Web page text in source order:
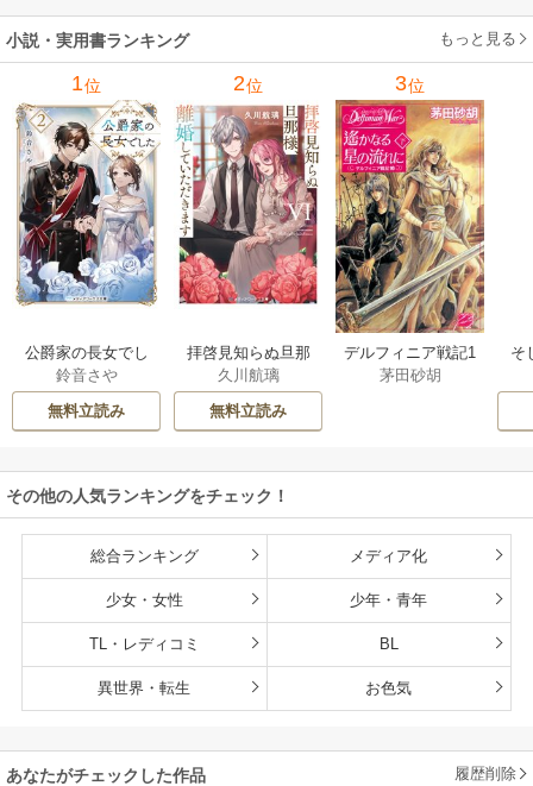
小説・実用書ランキング もっと見る
1位
公爵家の長女でし
た
鈴音さや
無料立読み
2位
拝啓見知らぬ旦那
様、離婚していた
だきます
久川航璃
無料立読み
3位
デルフィニア戦記1
茅田砂胡
そ
その他の人気ランキングをチェック！
総合ランキング メディア化
少女・女性 少年・青年
TL・レディコミ BL
異世界・転生 お色気
あなたがチェックした作品 履歴削除